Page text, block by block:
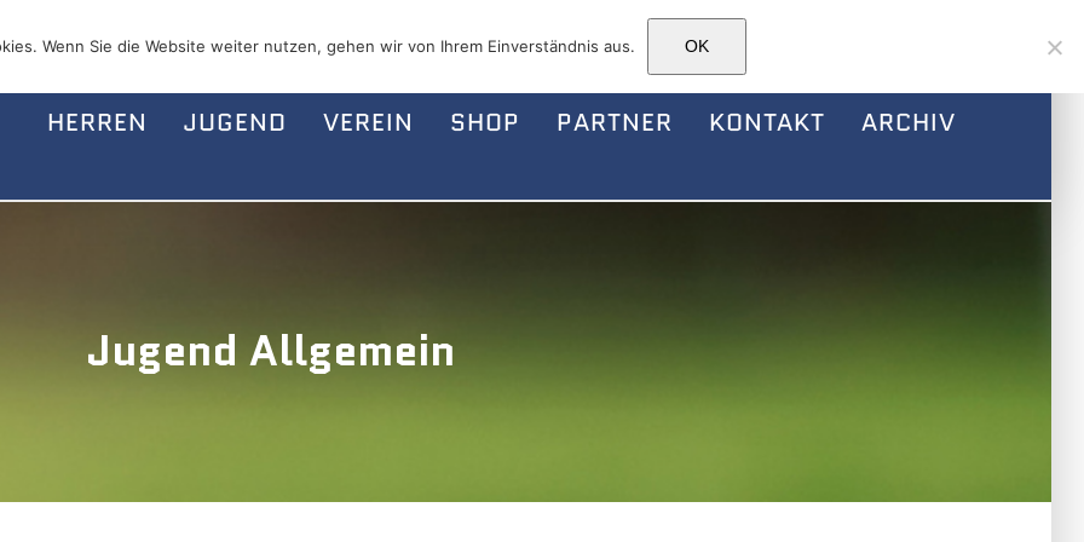
HERREN JUGEND VEREIN SHOP PARTNER KONTAKT ARCHIV
Jugend Allgemein
Wenn Sie die Website weiter nutzen, gehen wir von Ihrem Einverständnis aus. OK